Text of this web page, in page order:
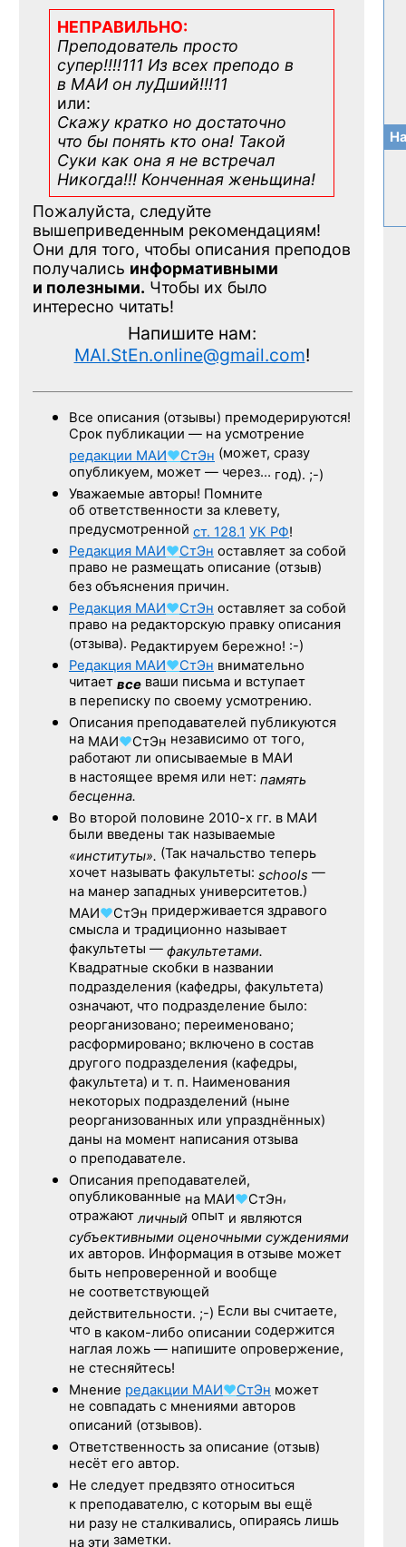
НЕПРАВИЛЬНО:
Преподователь просто
супер!!!!111 Из всех преподо в
в МАИ он луДший!!!11
или:
Скажу кратко но достаточно
что бы понять кто она! Такой
Суки как она я не встречал
Никогда!!! Конченная женьщина!
Пожалуйста, следуйте
вышеприведенным рекомендациям!
Они для того, чтобы описания преподов
получались информативными
и полезными. Чтобы их было
интересно читать!
Напишите нам:
MAI.StEn.online@gmail.com!
Все описания (отзывы) премодерируются!
Срок публикации — на усмотрение
редакции МАИ♥СтЭн (может, сразу
опубликуем, может — через… год). ;-)
Уважаемые авторы! Помните
об ответственности за клевету,
предусмотренной ст. 128.1 УК РФ!
Редакция МАИ♥СтЭн оставляет за собой
право не размещать описание (отзыв)
без объяснения причин.
Редакция МАИ♥СтЭн оставляет за собой
право на редакторскую правку описания
(отзыва). Редактируем бережно! :-)
Редакция МАИ♥СтЭн внимательно
читает все ваши письма и вступает
в переписку по своему усмотрению.
Описания преподавателей публикуются
на МАИ♥СтЭн независимо от того,
работают ли описываемые в МАИ
в настоящее время или нет: память
бесценна.
Во второй половине 2010-х гг. в МАИ
были введены так называемые
«институты». (Так начальство теперь
хочет называть факультеты: schools —
на манер западных университетов.)
МАИ♥СтЭн придерживается здравого
смысла и традиционно называет
факультеты — факультетами.
Квадратные скобки в названии
подразделения (кафедры, факультета)
означают, что подразделение было:
реорганизовано; переименовано;
расформировано; включено в состав
другого подразделения (кафедры,
факультета) и т. п. Наименования
некоторых подразделений (ныне
реорганизованных или упразднённых)
даны на момент написания отзыва
о преподавателе.
Описания преподавателей,
опубликованные на МАИ♥СтЭн,
отражаютличный опыт и являются
субъективными оценочными суждениями
их авторов. Информация в отзыве может
быть непроверенной и вообще
не соответствующей
действительности. ;-) Если вы считаете,
что в каком-либо описании содержится
наглая ложь — напишите опровержение,
не стесняйтесь!
Мнение редакции МАИ♥СтЭн может
не совпадать с мнениями авторов
описаний (отзывов).
Ответственность за описание (отзыв)
несёт его автор.
Не следует предвзято относиться
к преподавателю, с которым вы ещё
ни разу не сталкивались, опираясь лишь
на эти заметки.